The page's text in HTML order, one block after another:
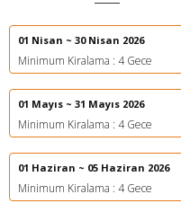
01 Nisan ~ 30 Nisan 2026
Minimum Kiralama : 4 Gece
01 Mayıs ~ 31 Mayıs 2026
Minimum Kiralama : 4 Gece
01 Haziran ~ 05 Haziran 2026
Minimum Kiralama : 4 Gece